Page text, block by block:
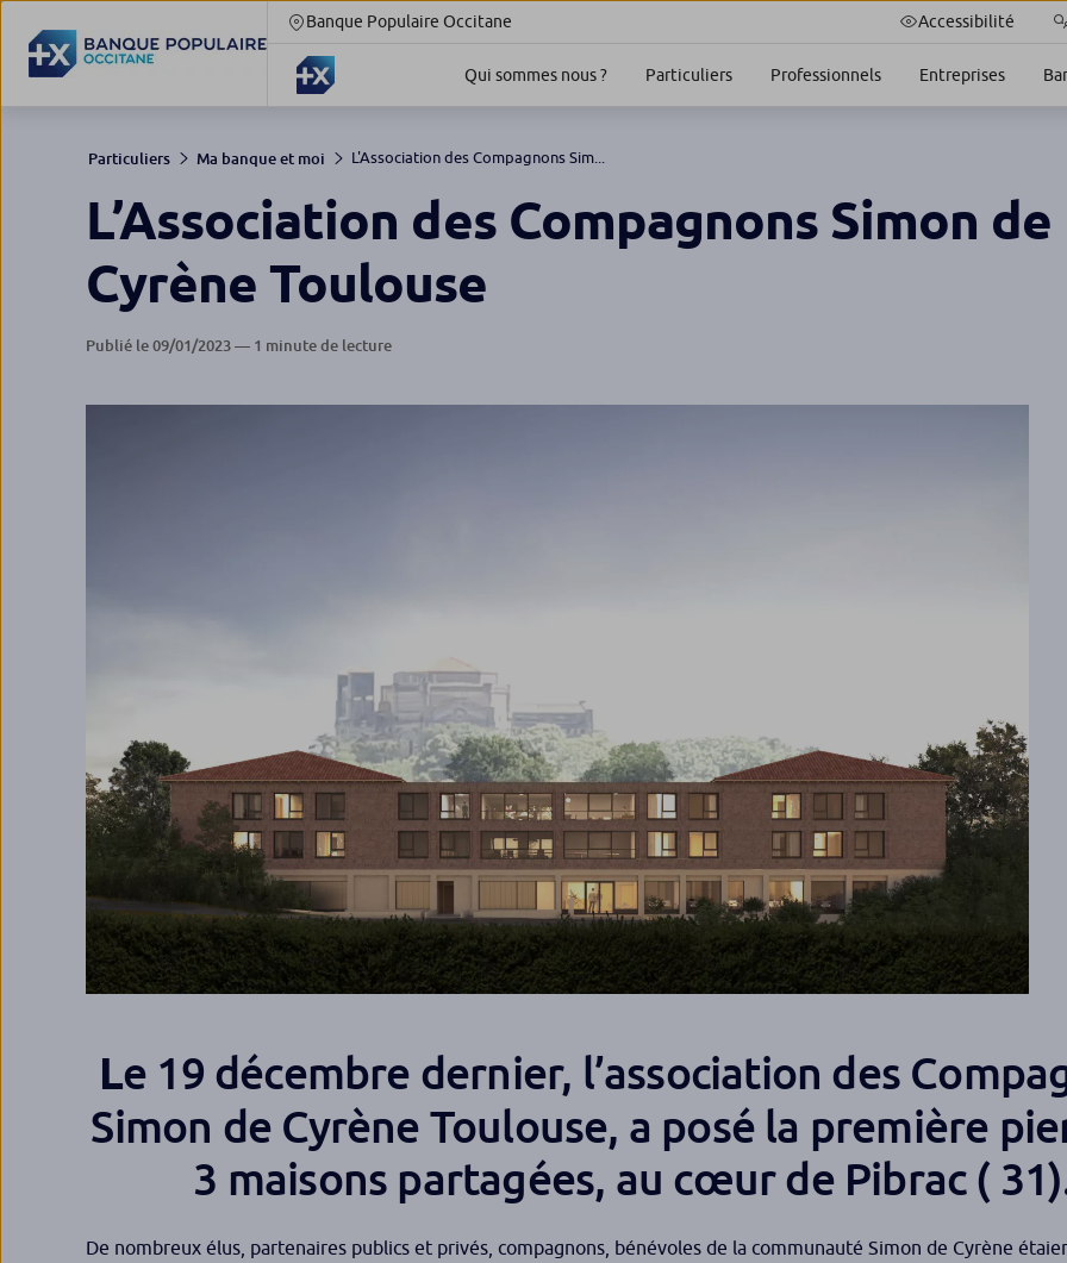
Banque Populaire Occitane Accessibilité
Qui sommes nous ? Particuliers Professionnels Entreprises
Particuliers Ma banque et moi L'Association des Compagnons Sim...
L’Association des Compagnons Simon de
Cyrène Toulouse
Publié le 09/01/2023 — 1 minute de lecture
Le 19 décembre dernier, l’association des
Simon de Cyrène Toulouse, a posé la première
3 maisons partagées, au cœur de Pibrac (
De nombreux élus, partenaires publics et privés, compagnons, bénévoles de la communauté Simon de Cyrène